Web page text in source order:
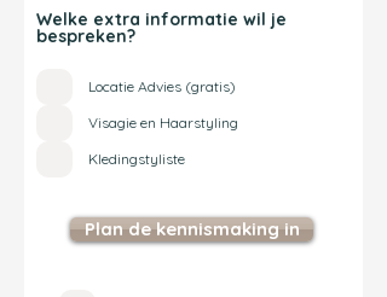
Welke extra informatie wil je
bespreken?
Locatie Advies (gratis)
Visagie en Haarstyling
Kledingstyliste
Plan de kennismaking in